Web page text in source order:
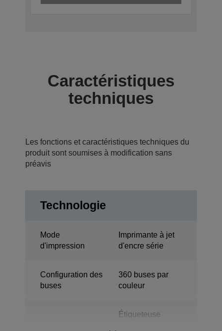
Caractéristiques
techniques
Les fonctions et caractéristiques techniques du
produit sont soumises à modification sans
préavis
Technologie
Mode
d'impression
Imprimante à jet
d'encre série
Configuration des
buses
360 buses par
couleur
Étiqueteuse